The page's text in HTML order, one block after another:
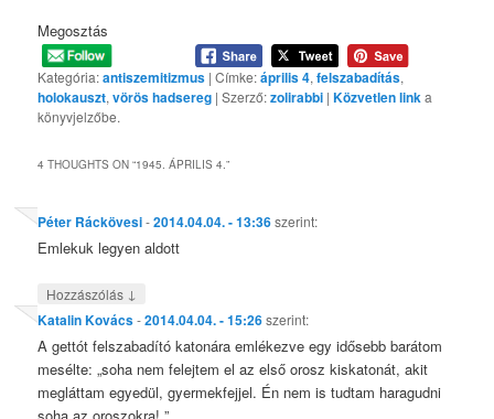
Megosztás
Kategória:antiszemitizmus | Címke:április 4,felszabadítás,
holokauszt,vörös hadsereg | Szerző:zolirabbi |Közvetlen linka
könyvjelzőbe.
4 THOUGHTS ON “1945. ÁPRILIS 4.”
Péter Ráckövesi-2014.04.04. - 13:36szerint:
Emlekuk legyen aldott
Hozzászólás ↓
Katalin Kovács-2014.04.04. - 15:26szerint:
A gettót felszabadító katonára emlékezve egy idősebb barátom
mesélte: „soha nem felejtem el az első orosz kiskatonát, akit
megláttam egyedül, gyermekfejjel. Én nem is tudtam haragudni